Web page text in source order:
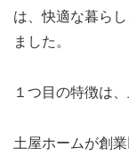
は、快適な暮ら
ました。
１つ目の特徴は
土屋ホームが創